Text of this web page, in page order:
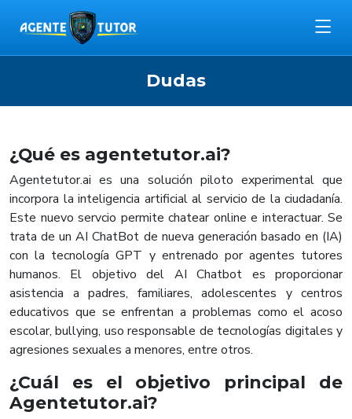
Dudas
¿Qué es agentetutor.ai?
Agentetutor.ai es una solución piloto experimental que
incorpora la inteligencia artificial al servicio de la ciudadanía.
Este nuevo servcio permite chatear online e interactuar. Se
trata de un AI ChatBot de nueva generación basado en (IA)
con la tecnología GPT y entrenado por agentes tutores
humanos. El objetivo del AI Chatbot es proporcionar
asistencia a padres, familiares, adolescentes y centros
educativos que se enfrentan a problemas como el acoso
escolar, bullying, uso responsable de tecnologías digitales y
agresiones sexuales a menores, entre otros.
¿Cuál es el objetivo principal de
Agentetutor.ai?